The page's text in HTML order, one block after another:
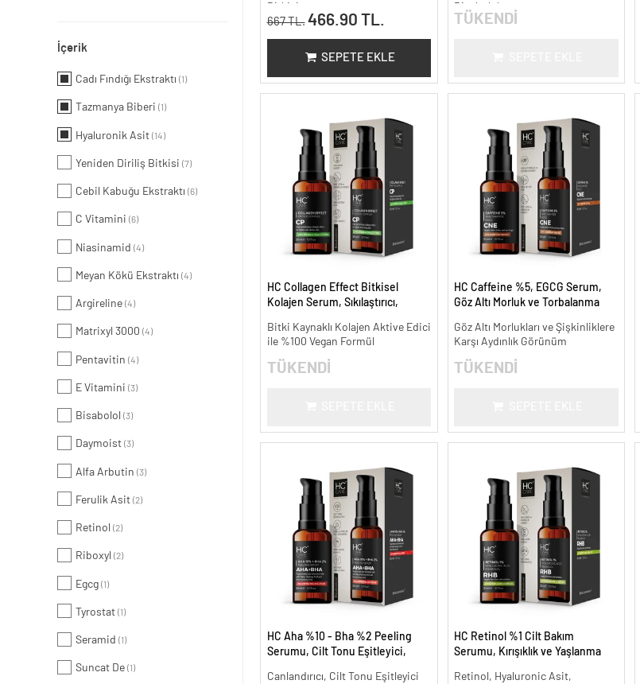
İçerik
Cadı Fındığı Ekstraktı (1)
Tazmanya Biberi (1)
Hyaluronik Asit (14)
Yeniden Diriliş Bitkisi (7)
Cebil Kabuğu Ekstraktı (6)
C Vitamini (6)
Niasinamid (4)
Meyan Kökü Ekstraktı (4)
Argireline (4)
Matrixyl 3000 (4)
Pentavitin (4)
E Vitamini (3)
Bisabolol (3)
Daymoist (3)
Alfa Arbutin (3)
Ferulik Asit (2)
Retinol (2)
Riboxyl (2)
Egcg (1)
Tyrostat (1)
Seramid (1)
Suncat De (1)
667 TL. 466.90 TL.
SEPETE EKLE
Bisabolol
TÜKENDİ
HC Collagen Effect Bitkisel
Kolajen Serum, Sıkılaştırıcı,
Bitki Kaynaklı Kolajen Aktive Edici
ile %100 Vegan Formül
TÜKENDİ
HC Caffeine %5, EGCG Serum,
Göz Altı Morluk ve Torbalanma
Göz Altı Morlukları ve Şişkinliklere
Karşı Aydınlık Görünüm
TÜKENDİ
HC Aha %10 - Bha %2 Peeling
Serumu, Cilt Tonu Eşitleyici,
Canlandırıcı, Cilt Tonu Eşitleyici
HC Retinol %1 Cilt Bakım
Serumu, Kırışıklık ve Yaşlanma
Retinol, Hyaluronic Asit,